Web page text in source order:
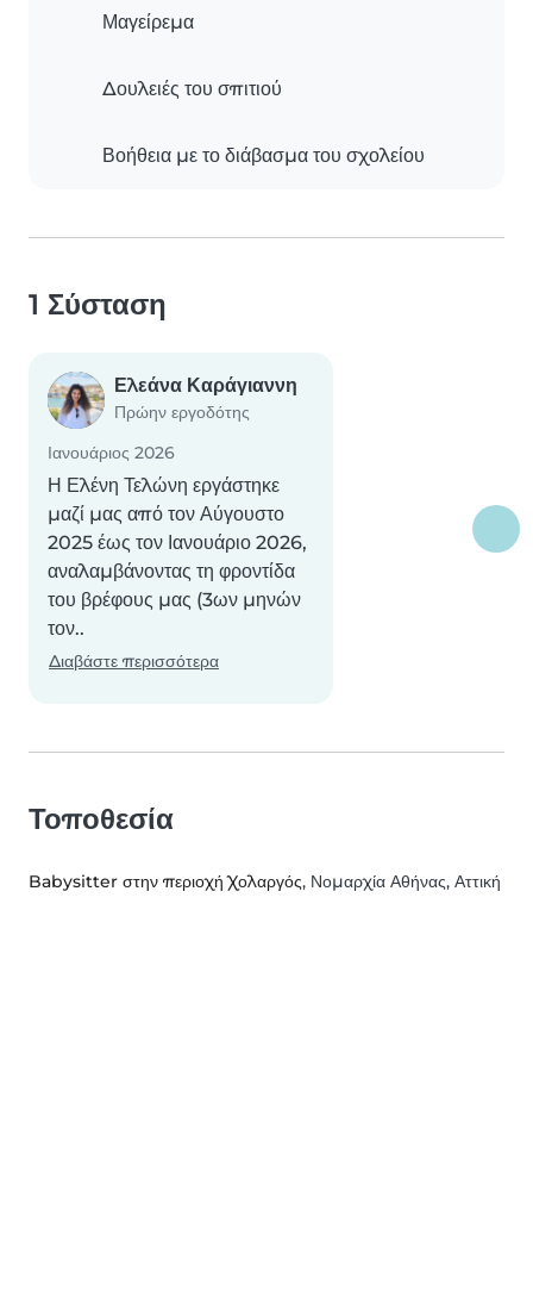
Μαγείρεμα
Δουλειές του σπιτιού
Βοήθεια με το διάβασμα του σχολείου
1 Σύσταση
Ελεάνα Καράγιαννη
Πρώην εργοδότης
Ιανουάριος 2026
Η Ελένη Τελώνη εργάστηκε
μαζί μας από τον Αύγουστο
2025 έως τον Ιανουάριο 2026,
αναλαμβάνοντας τη φροντίδα
του βρέφους μας (3ων μηνών
τον..
Διαβάστε περισσότερα
Τοποθεσία
Babysitter στην περιοχή Χολαργός, Νομαρχία Αθήνας, Αττική